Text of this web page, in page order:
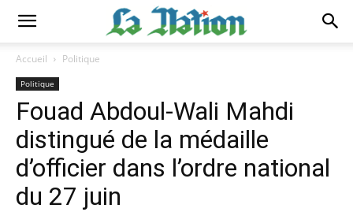
Accueil Politique
Politique
Fouad Abdoul-Wali Mahdi
distingué de la médaille
d’officier dans l’ordre national
du 27 juin